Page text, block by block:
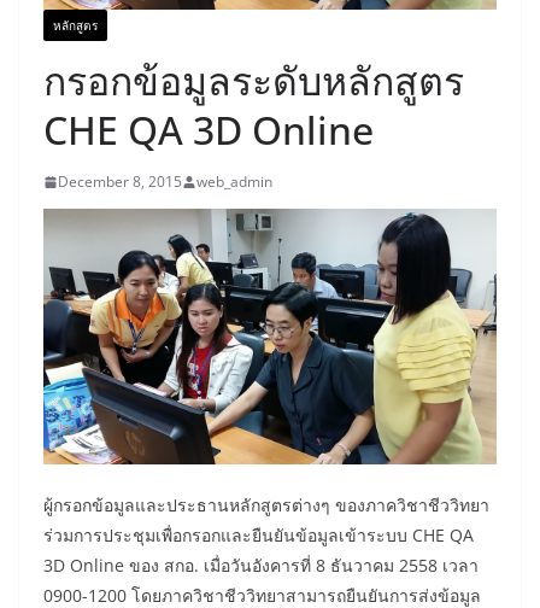
หลักสูตร
กรอกข้อมูลระดับหลักสูตร
CHE QA 3D Online
December 8, 2015 web_admin
ผู้กรอกข้อมูลและประธานหลักสูตรต่างๆ ของภาควิชาชีววิทยา
ร่วมการประชุมเพื่อกรอกและยืนยันข้อมูลเข้าระบบ CHE QA
3D Online ของ สกอ. เมื่อวันอังคารที่ 8 ธันวาคม 2558 เวลา
0900-1200 โดยภาควิชาชีววิทยาสามารถยืนยันการส่งข้อมูล